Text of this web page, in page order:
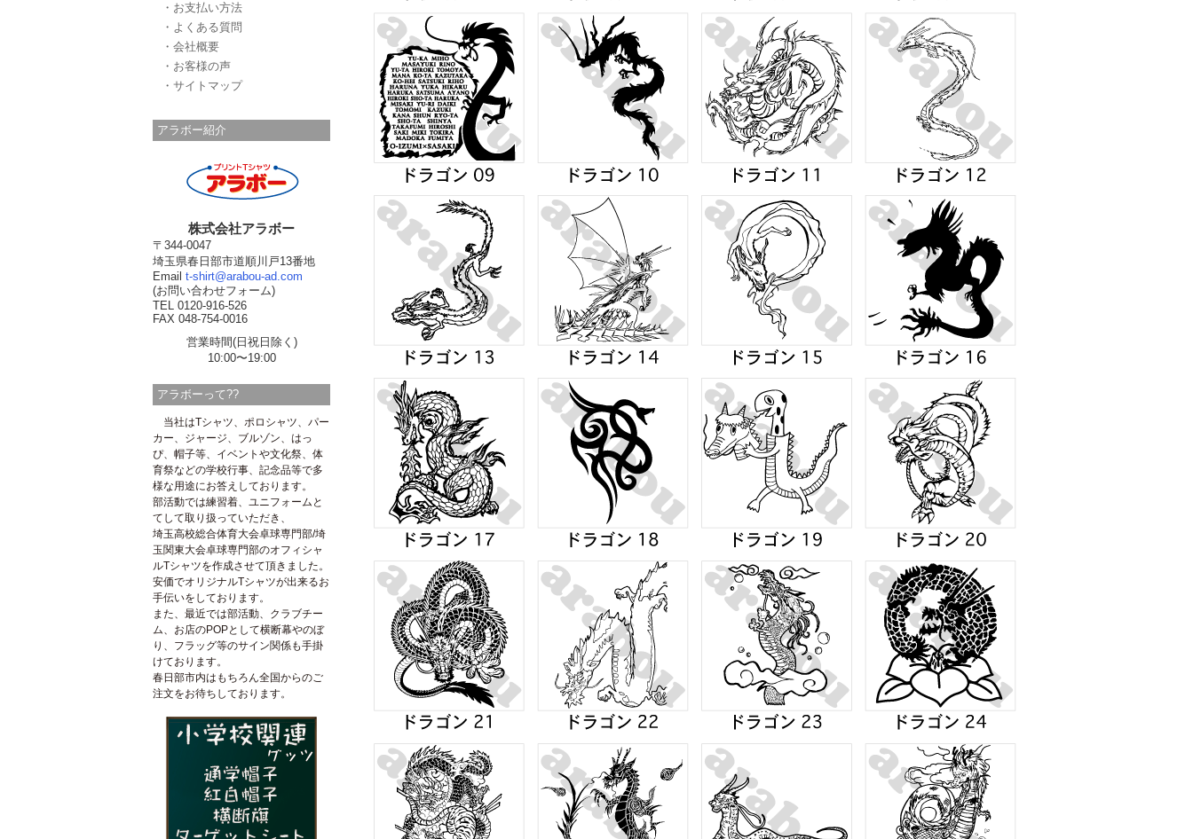
・お支払い方法
・よくある質問
・会社概要
・お客様の声
・サイトマップ
アラボー紹介
株式会社アラボー
〒344-0047
埼玉県春日部市道順川戸13番地
Email t-shirt@arabou-ad.com
(お問い合わせフォーム)
TEL 0120-916-526
FAX 048-754-0016
営業時間(日祝日除く)
10:00〜19:00
アラボーって??
当社はTシャツ、ポロシャツ、パー
カー、ジャージ、ブルゾン、はっ
ぴ、帽子等、イベントや文化祭、体
育祭などの学校行事、記念品等で多
様な用途にお答えしております。
部活動では練習着、ユニフォームと
てして取り扱っていただき、
埼玉高校総合体育大会卓球専門部/埼
玉関東大会卓球専門部のオフィシャ
ルTシャツを作成させて頂きました。
安価でオリジナルTシャツが出来るお
手伝いをしております。
また、最近では部活動、クラブチー
ム、お店のPOPとして横断幕やのぼ
り、フラッグ等のサイン関係も手掛
けております。
春日部市内はもちろん全国からのご
注文をお待ちしております。